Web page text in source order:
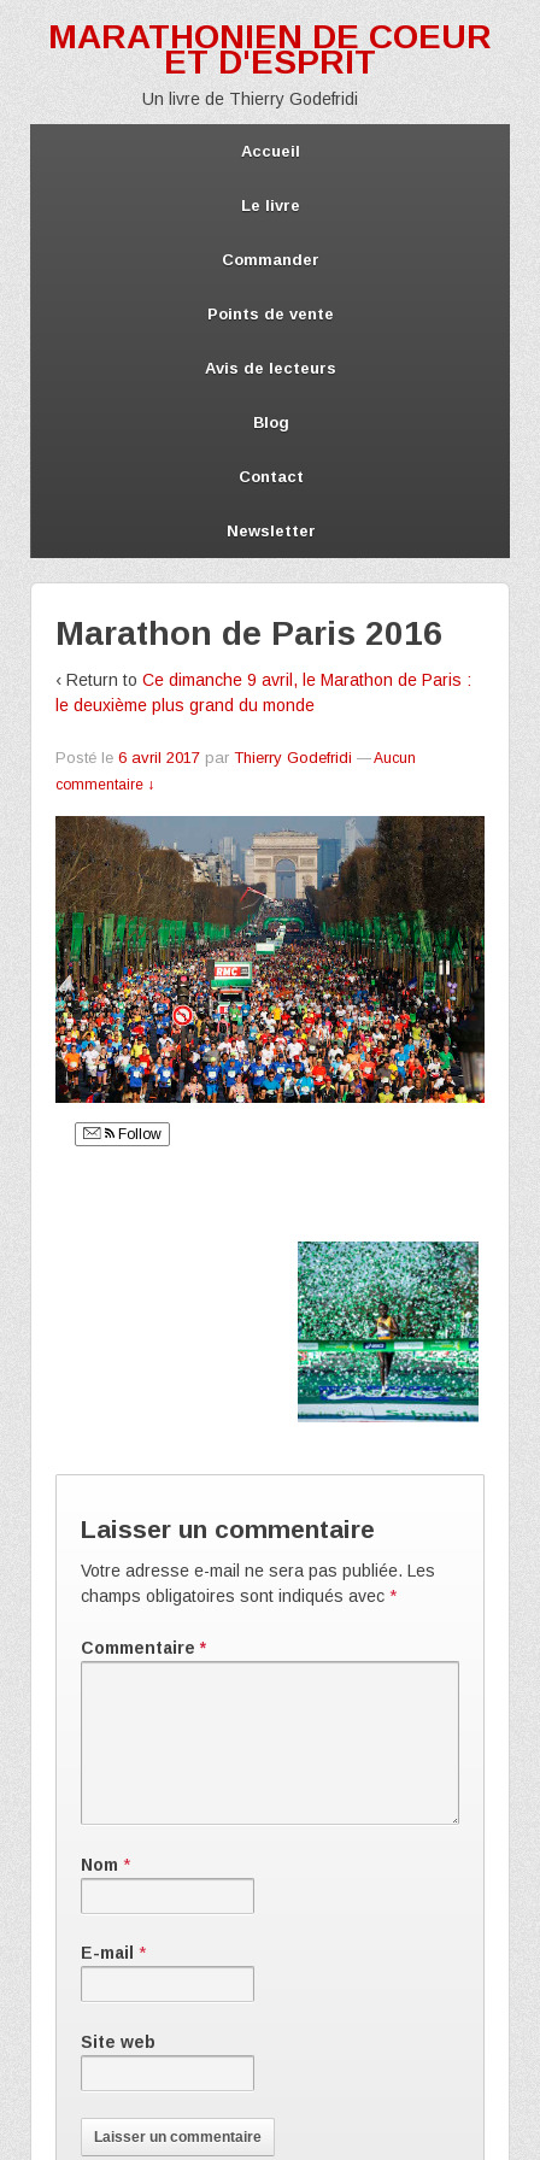
MARATHONIEN DE COEUR
ET D'ESPRIT
Un livre de Thierry Godefridi
Accueil
Le livre
Commander
Points de vente
Avis de lecteurs
Blog
Contact
Newsletter
Marathon de Paris 2016
‹ Return to Ce dimanche 9 avril, le Marathon de Paris :
le deuxième plus grand du monde
Posté le 6 avril 2017 par Thierry Godefridi —Aucun
commentaire ↓
Follow
Laisser un commentaire
Votre adresse e-mail ne sera pas publiée. Les
champs obligatoires sont indiqués avec *
Commentaire *
Nom *
E-mail *
Site web